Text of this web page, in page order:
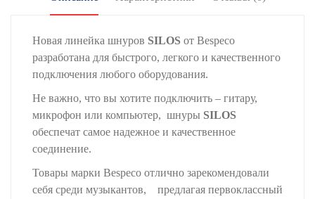
Новая линейка шнуров SILOS от Bespeco
разработана для быстрого, легкого и качественного
подключения любого оборудования.
Не важно, что вы хотите подключить – гитару,
микрофон или компьютер, шнуры SILOS
обеспечат самое надежное и качественное
соединение.
Товары марки Bespeco отлично зарекомендовали
себя среди музыкантов, предлагая первоклассный